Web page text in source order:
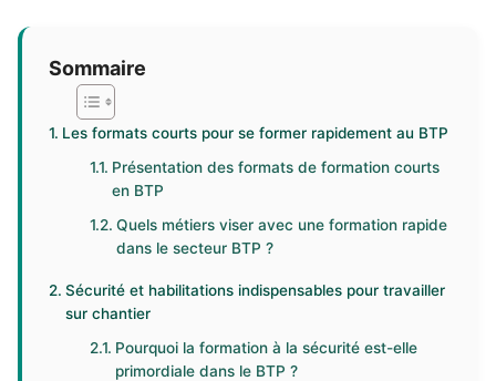
Sommaire
Les formats courts pour se former rapidement au BTP
Présentation des formats de formation courts
en BTP
Quels métiers viser avec une formation rapide
dans le secteur BTP ?
Sécurité et habilitations indispensables pour travailler
sur chantier
Pourquoi la formation à la sécurité est-elle
primordiale dans le BTP ?